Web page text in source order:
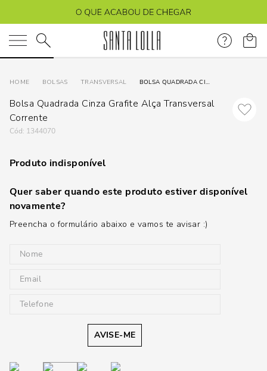
O que você está procurando?
BOLSAS TRANSVERSAL BOLSA QUADRADA CINZA GRAFITE ALÇA TRANSVERSAL CORRENTE
Bolsa Quadrada Cinza Grafite Alça Transversal
Corrente
: 1344070
Produto indisponível
Quer saber quando este produto estiver disponível
novamente?
Preencha o formulário abaixo e vamos te avisar :)
AVISE-ME